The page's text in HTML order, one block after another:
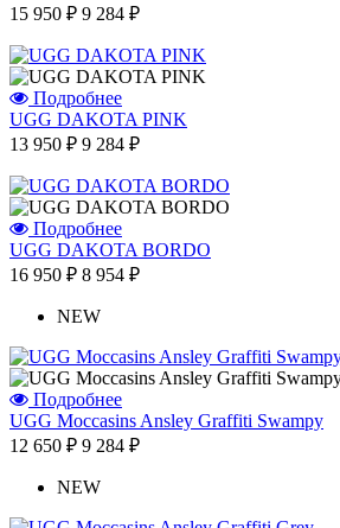
15 950 ₽ 9 284 ₽
Подробнее
UGG DAKOTA PINK
13 950 ₽ 9 284 ₽
Подробнее
UGG DAKOTA BORDO
16 950 ₽ 8 954 ₽
NEW
Подробнее
UGG Moccasins Ansley Graffiti Swampy
12 650 ₽ 9 284 ₽
NEW